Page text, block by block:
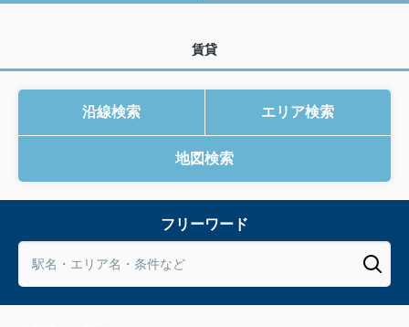
賃貸
沿線検索 エリア検索
地図検索
フリーワード